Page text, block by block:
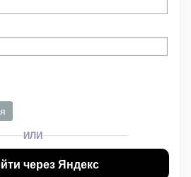
ИЛИ
через Яндекс